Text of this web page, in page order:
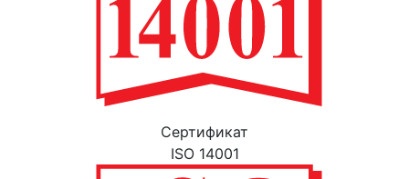
Cертификат
ISO 14001